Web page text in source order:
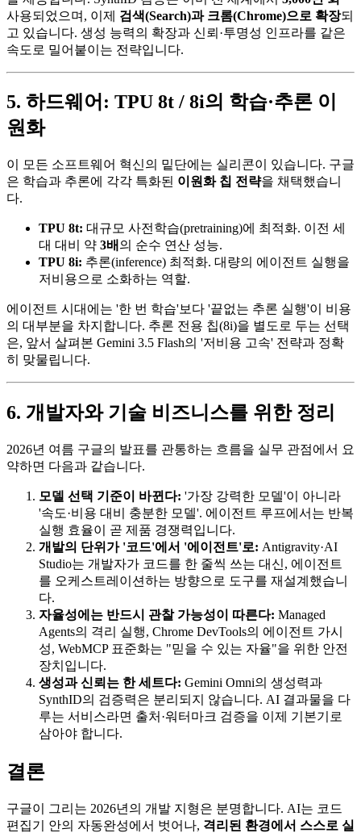
사용되었으며, 이제 검색(Search)과 크롬(Chrome)으로 확장되
고 있습니다. 생성 능력의 확장과 신뢰·투명성 인프라를 같은
속도로 밀어붙이는 전략입니다.
5. 하드웨어: TPU 8t / 8i의 학습·추론 이
원화
이 모든 소프트웨어 혁신의 밑단에는 실리콘이 있습니다. 구글
은 학습과 추론에 각각 특화된 이원화 칩 전략을 채택했습니
다.
TPU 8t: 대규모 사전학습(pretraining)에 최적화. 이전 세
대 대비 약 3배 의 순수 연산 성능.
TPU 8i: 추론(inference) 최적화. 대량의 에이전트 실행을
저비용으로 소화하는 역할.
에이전트 시대에는 '한 번 학습'보다 '끝없는 추론 실행'이 비용
의 대부분을 차지합니다. 추론 전용 칩(8i)을 별도로 두는 선택
은, 앞서 살펴본 Gemini 3.5 Flash의 '저비용 고속' 전략과 정확
히 맞물립니다.
6. 개발자와 기술 비즈니스를 위한 정리
2026년 여름 구글의 발표를 관통하는 흐름을 실무 관점에서 요
약하면 다음과 같습니다.
모델 선택 기준이 바뀐다: '가장 강력한 모델'이 아니라
'속도·비용 대비 충분한 모델'. 에이전트 루프에서는 반복
실행 효율이 곧 제품 경쟁력입니다.
개발의 단위가 '코드'에서 '에이전트'로: Antigravity·AI
Studio는 개발자가 코드를 한 줄씩 쓰는 대신, 에이전트
를 오케스트레이션하는 방향으로 도구를 재설계했습니
다.
자율성에는 반드시 관찰 가능성이 따른다: Managed
Agents의 격리 실행, Chrome DevTools의 에이전트 가시
성, WebMCP 표준화는 "믿을 수 있는 자율"을 위한 안전
장치입니다.
생성과 신뢰는 한 세트다: Gemini Omni의 생성력과
SynthID의 검증력은 분리되지 않습니다. AI 결과물을 다
루는 서비스라면 출처·워터마크 검증을 이제 기본기로
삼아야 합니다.
결론
구글이 그리는 2026년의 개발 지형은 분명합니다. AI는 코드
편집기 안의 자동완성에서 벗어나, 격리된 환경에서 스스로 실